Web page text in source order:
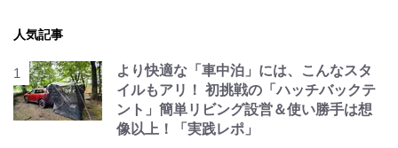
人気記事
より快適な「車中泊」には、こんなスタ
イルもアリ！ 初挑戦の「ハッチバックテ
ント」簡単リビング設営＆使い勝手は想
像以上！「実践レポ」